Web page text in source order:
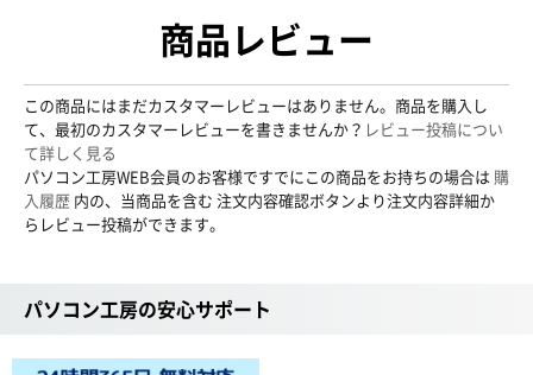
商品レビュー
この商品にはまだカスタマーレビューはありません。商品を購入し
て、最初のカスタマーレビューを書きませんか？ レビュー投稿につい
て詳しく見る
パソコン工房WEB会員のお客様ですでにこの商品をお持ちの場合は 購
入履歴 内の、当商品を含む 注文内容確認ボタンより注文内容詳細か
らレビュー投稿ができます。
パソコン工房の安心サポート